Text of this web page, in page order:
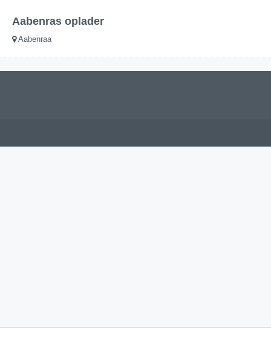
Aabenras oplader
Aabenraa